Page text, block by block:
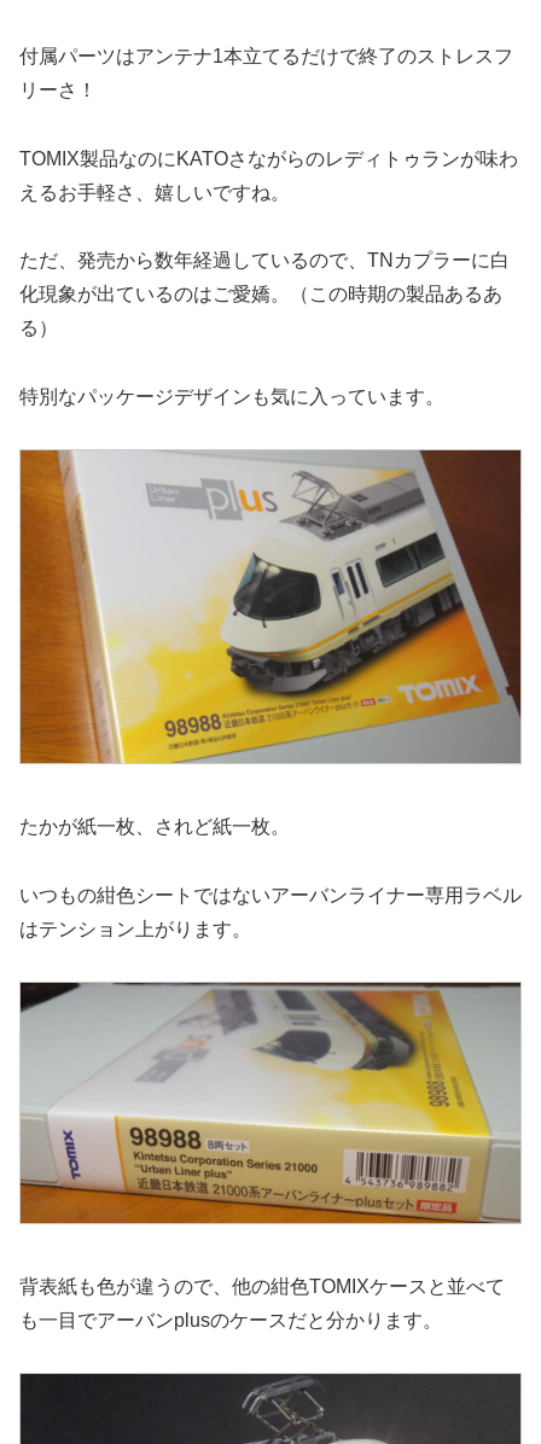
付属パーツはアンテナ1本立てるだけで終了のストレスフ
リーさ！
TOMIX製品なのにKATOさながらのレディトゥランが味わ
えるお手軽さ、嬉しいですね。
ただ、発売から数年経過しているので、TNカプラーに白
化現象が出ているのはご愛嬌。（この時期の製品あるあ
る）
特別なパッケージデザインも気に入っています。
たかが紙一枚、されど紙一枚。
いつもの紺色シートではないアーバンライナー専用ラベル
はテンション上がります。
背表紙も色が違うので、他の紺色TOMIXケースと並べて
も一目でアーバンplusのケースだと分かります。